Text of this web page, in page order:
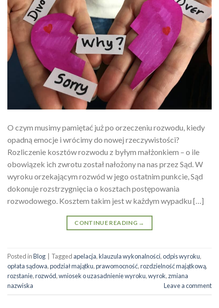
O czym musimy pamiętać już po orzeczeniu rozwodu, kiedy
opadną emocje i wrócimy do nowej rzeczywistości?
Rozliczenie kosztów rozwodu z byłym małżonkiem – o ile
obowiązek ich zwrotu został nałożony na nas przez Sąd. W
wyroku orzekającym rozwód w jego ostatnim punkcie, Sąd
dokonuje rozstrzygnięcia o kosztach postępowania
rozwodowego. Kosztem takim jest w każdym wypadku […]
CONTINUE READING →
Posted inBlog Tagged apelacja,klauzula wykonalności,odpis wyroku,
opłata sądowa,podział majątku,prawomocność,rozdzielność majątkową,
rozstanie,rozwód,wniosek o uzasadnienie wyroku,wyrok,zmiana
nazwiska
Leave a comment